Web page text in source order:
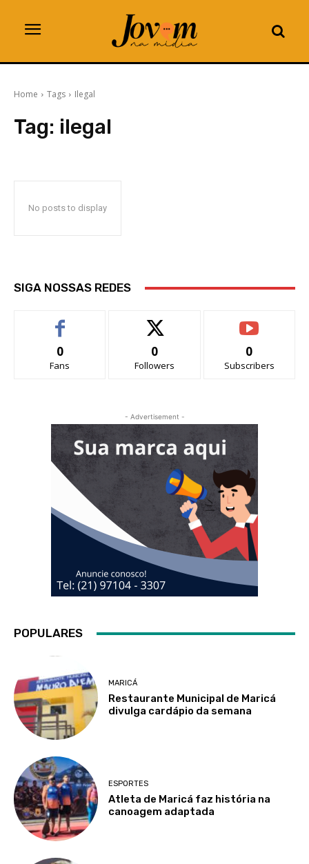
Home Tags Ilegal
Tag: ilegal
No posts to display
SIGA NOSSAS REDES
0
Fans
0
Followers
0
Subscribers
- Advertisement -
POPULARES
MARICÁ
Restaurante Municipal de Maricá
divulga cardápio da semana
ESPORTES
Atleta de Maricá faz história na
canoagem adaptada